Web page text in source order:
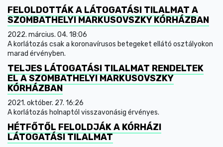
FELOLDOTTÁK A LÁTOGATÁSI TILALMAT A
SZOMBATHELYI MARKUSOVSZKY KÓRHÁZBAN
2022. március. 04. 18:06
A korlátozás csak a koronavírusos betegeket ellátó osztályokon
marad érvényben.
TELJES LÁTOGATÁSI TILALMAT RENDELTEK
EL A SZOMBATHELYI MARKUSOVSZKY
KÓRHÁZBAN
2021. október. 27. 16:26
A korlátozás holnaptól visszavonásig érvényes.
HÉTFŐTŐL FELOLDJÁK A KÓRHÁZI
LÁTOGATÁSI TILALMAT